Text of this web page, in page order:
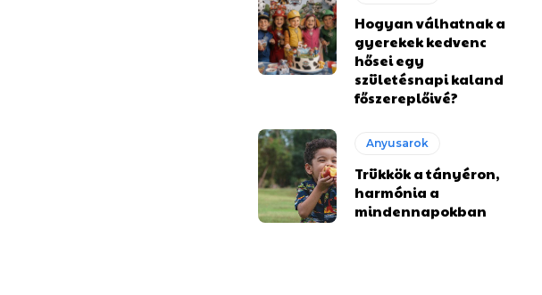
Hogyan válhatnak a
gyerekek kedvenc
hősei egy
születésnapi kaland
főszereplőivé?
Anyusarok
Trükkök a tányéron,
harmónia a
mindennapokban